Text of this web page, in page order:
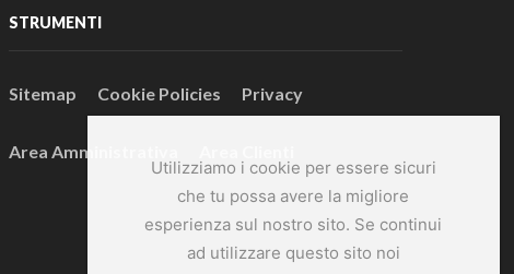
Utilizziamo i cookie per essere sicuri
che tu possa avere la migliore
esperienza sul nostro sito. Se continui
ad utilizzare questo sito noi
STRUMENTI
Sitemap Cookie Policies Privacy
Area Amministrativa